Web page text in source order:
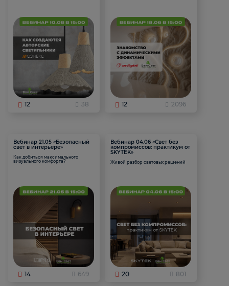
12 38 12 2096
Вебинар 21.05 «Безопасный
свет в интерьере»
Как добиться максимального
визуального комфорта?
14 649
Вебинар 04.06 «Свет без
компромиссов: практикум от
SKYTEK»
Живой разбор световых решений
20 801